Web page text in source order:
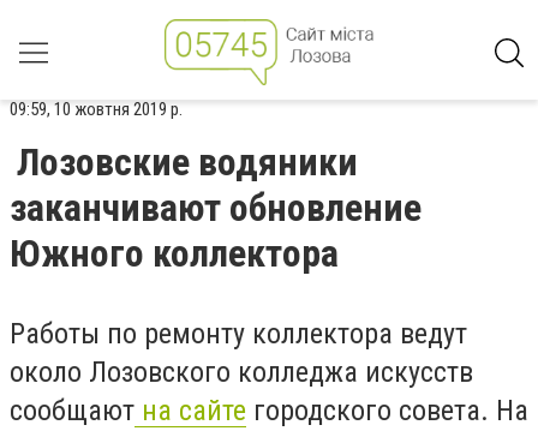
09:59, 10 жовтня 2019 р.
Лозовские водяники
заканчивают обновление
Южного коллектора
Работы по ремонту коллектора ведут
около Лозовского колледжа искусств
сообщают на сайте городского совета. На